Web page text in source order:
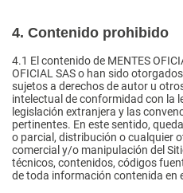
4. Contenido prohibido
4.1 El contenido de MENTES
OFICIAL SAS o han sido
sujetos a derechos de autor u
intelectual de conformidad con la
legislación extranjera y las
pertinentes. En este sentido,
o parcial, distribución o cualquier
comercial y/o manipulación del
técnicos, contenidos, códigos
de toda información contenida en